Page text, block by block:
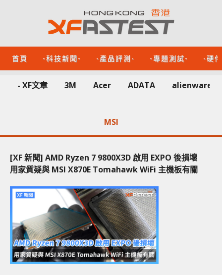
首頁 -科技新聞- -產品評測- -專題測試- -硬
- XF文章 3M Acer ADATA alienware
MSI
[XF 新聞] AMD Ryzen 7 9800X3D 啟用 EXPO 後損壞
用家質疑與 MSI X870E Tomahawk WiFi 主機板有關